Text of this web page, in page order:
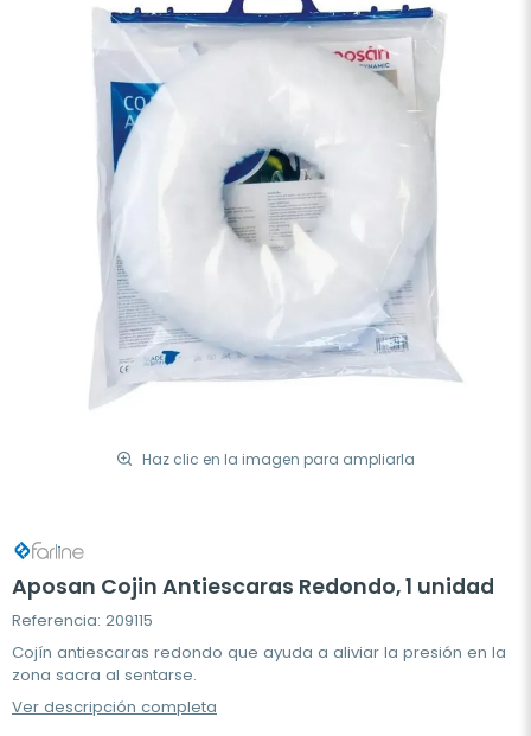
Haz clic en la imagen para ampliarla
Aposan Cojin Antiescaras Redondo, 1 unidad
Referencia: 209115
Cojín antiescaras redondo que ayuda a aliviar la presión en la
zona sacra al sentarse.
Ver descripción completa